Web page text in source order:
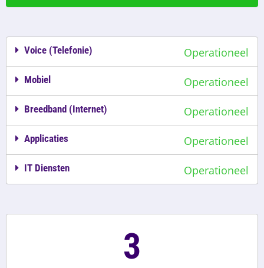
Voice (Telefonie) Operationeel
Mobiel Operationeel
Breedband (Internet) Operationeel
Applicaties Operationeel
IT Diensten Operationeel
3